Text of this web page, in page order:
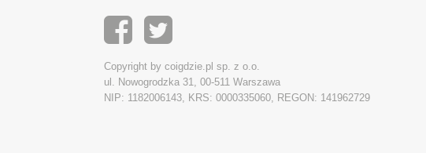
Copyright by coigdzie.pl sp. z o.o.
ul. Nowogrodzka 31, 00-511 Warszawa
NIP: 1182006143, KRS: 0000335060, REGON: 141962729